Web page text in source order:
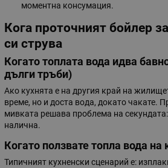
моментна консумация.
Кога проточният бойлер
си струва
Когато топлата вода идва
дълги тръби)
Ако кухнята е на другия край на
време, но и доста вода, докато чакате.
мивката решава проблема на
налична.
Когато ползвате топла вода на
Типичният кухненски сценарий е: